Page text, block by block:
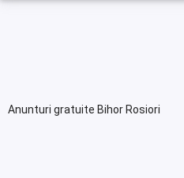
Anunturi gratuite Bihor Rosiori